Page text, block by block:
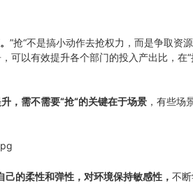
”抢“不是搞小动作去抢权力，而是争取资
可以有效提升各个部门的投入产出比，在“
，需不需要“抢“的关键在于场景 ，有些场
的柔性和弹性，对环境保持敏感性， 不